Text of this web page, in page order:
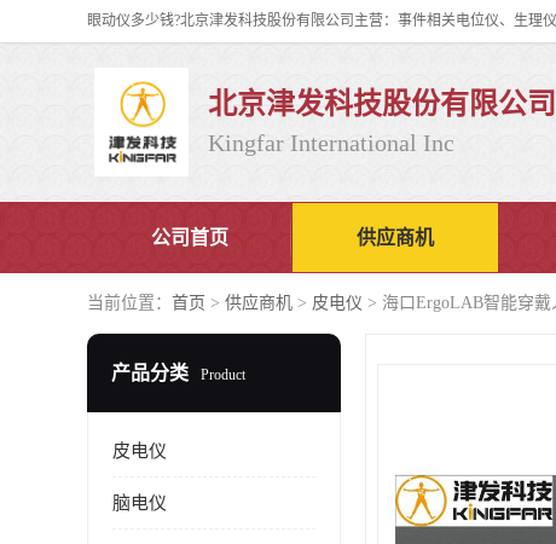
北京津发科技股份有限公司
Kingfar International Inc
公司首页 供应商机
当前位置： 首页 > 供应商机 > 皮电仪 > 海口ErgoLAB智能穿
产品分类 Product
皮电仪
脑电仪